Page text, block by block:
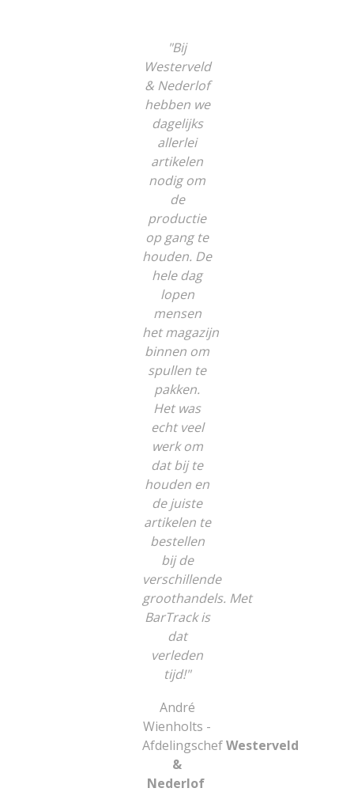
"Bij
Westerveld
& Nederlof
hebben we
dagelijks
allerlei
artikelen
nodig om
de
productie
op gang te
houden. De
hele dag
lopen
mensen
hetmagazijn
binnen om
spullen te
pakken.
Het was
echt veel
werk om
dat bij te
houden en
de juiste
artikelen te
bestellen
bij de
verschillende
groothandels. Met
BarTrack is
dat
verleden
tijd!"
André
Wienholts -
AfdelingschefWesterveld
&
Nederlof